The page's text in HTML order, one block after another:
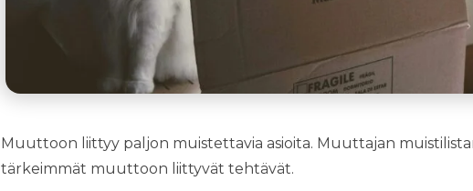
Muuttoon liittyy paljon muistettavia asioita. Muuttajan
tärkeimmät muuttoon liittyvät tehtävät.